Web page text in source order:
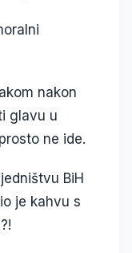
nakon
glavu u
ne ide.
BiH
je kahvu s